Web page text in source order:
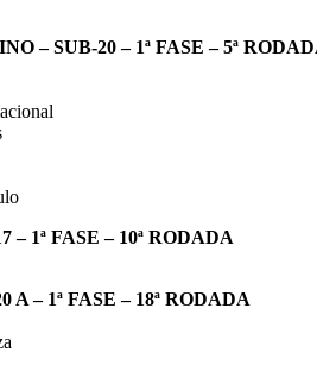
– SUB-20 – 1ª FASE – 5ª
1ª FASE – 10ª RODADA
– 1ª FASE – 18ª RODADA